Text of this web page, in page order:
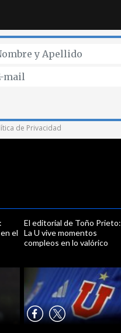
de Privacidad
el
El editorial de Toño Prieto:
La U vive momentos
compleos en lo valórico